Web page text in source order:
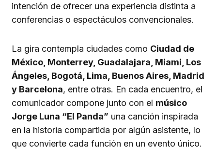
intención de ofrecer una experiencia distinta a
conferencias o espectáculos convencionales.
La gira contempla ciudades como Ciudad de
México, Monterrey, Guadalajara, Miami, Los
Ángeles, Bogotá, Lima, Buenos Aires, Madrid
y Barcelona, entre otras. En cada encuentro, el
comunicador compone junto con el músico
Jorge Luna “El Panda” una canción inspirada
en la historia compartida por algún asistente, lo
que convierte cada función en un evento único.